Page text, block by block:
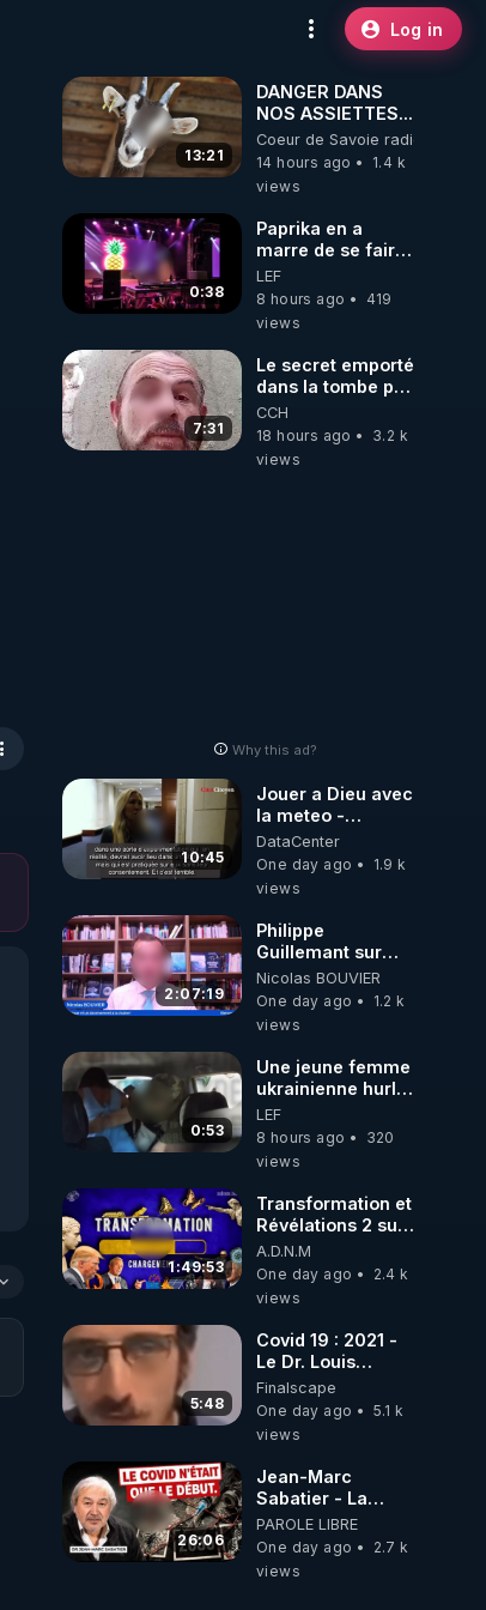
Log in
13:21
DANGER DANS
NOS ASSIETTES...
Coeur de Savoie radioweb TV
14 hours ago
1.4 k
views
0:38
Paprika en a
marre de se faire
interdire de
spectacle. Elle
décide donc de
LEF
8 hours ago
419
views
7:31
Le secret emporté
dans la tombe par
le Commandant
Cousteau le 25
juin 1997
CCH
18 hours ago
3.2 k
views
Why this ad?
10:45
Jouer a Dieu avec
la meteo -
Citoicitoyen
DataCenter
One day ago
1.9 k
views
2:07:19
Philippe
Guillemant sur
l’IA, la conscience
et les OVNI
Nicolas BOUVIER
One day ago
1.2 k
views
0:53
Une jeune femme
ukrainienne hurle
alors que son ptit
ami est
brutalement
Zelensky
LEF
8 hours ago
320
views
1:49:53
Transformation et
Révélations 2 sur
2 - live du
07/08/26
A.D.N.M
One day ago
2.4 k
views
5:48
Covid 19 : 2021 -
Le Dr. Louis
Fouché renverse
le plateau de
CNews !
Finalscape
One day ago
5.1 k
views
26:06
Jean-Marc
Sabatier - La
Covid-19 n'a été
que le début -
L'ARNm &
PAROLE LIBRE
One day ago
2.7 k
views